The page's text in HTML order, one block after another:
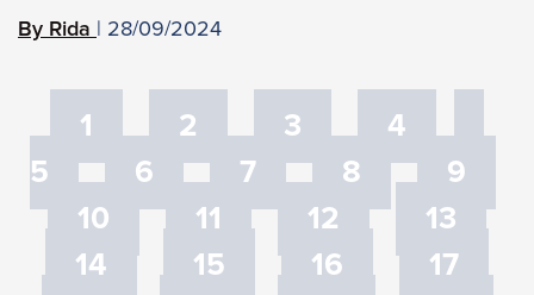
Rida 28/09/2024
1 2 3
4
5
6 7 8
9
10
11 12
13
14
15 16
17